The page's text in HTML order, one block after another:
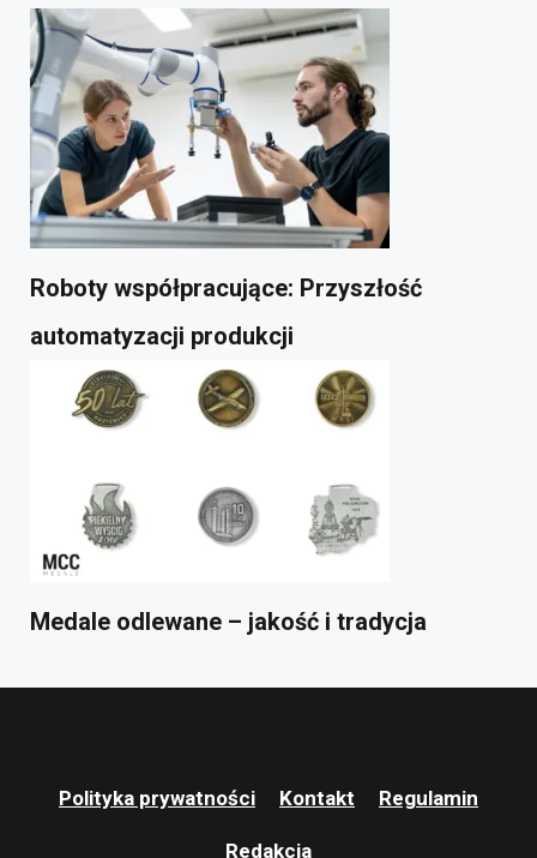
Roboty współpracujące: Przyszłość
automatyzacji produkcji
Medale odlewane – jakość i tradycja
Polityka prywatności Kontakt Regulamin
Redakcja